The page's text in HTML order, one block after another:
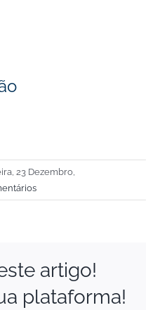
23 Dezembro,
artigo!
plataforma!